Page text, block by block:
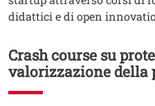
didattici e di open
Crash course su
valorizzazione della